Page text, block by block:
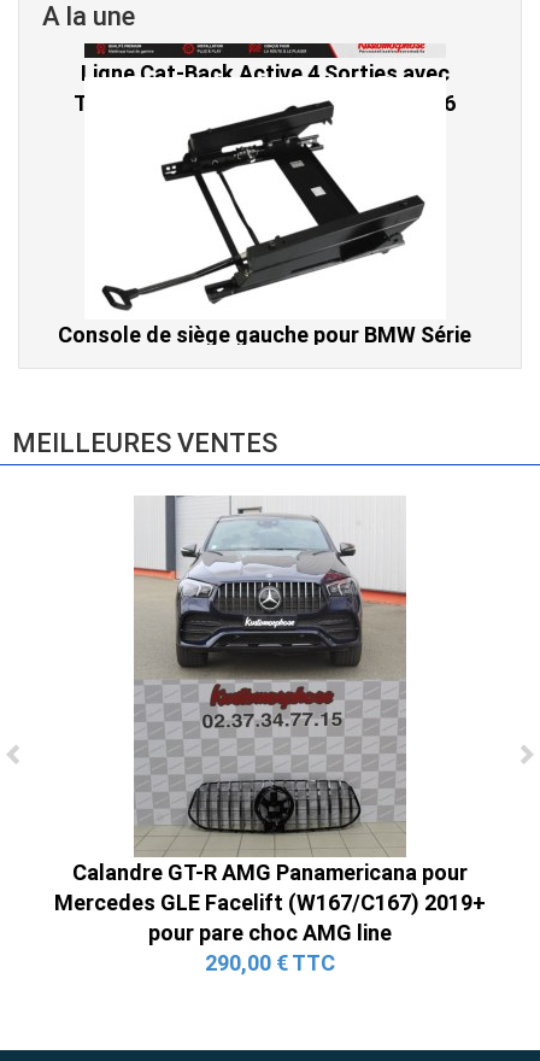
A la une
Ligne Cat-Back Active 4 Sorties avec
Tube en H pour Ford Mustang GT & V6
(2015-2023)
2 690,00 € TTC
Console de siège gauche pour BMW Série
3 E46 (hors Cabriolet et CSL) et BMW X3
E83 (2004-2010)
MEILLEURES VENTES
Calandre GT-R AMG Panamericana pour
Mercedes GLE Facelift (W167/C167) 2019+
pour pare choc AMG line
290,00 € TTC